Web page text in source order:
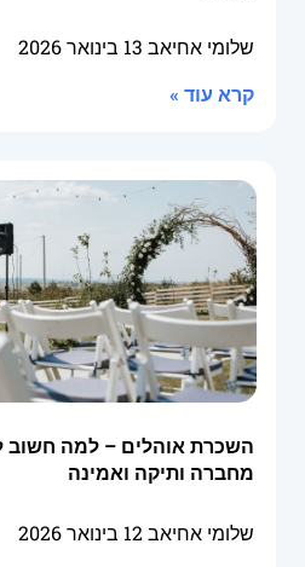
שלומי אחיאב 13 בינואר 2026
קרא עוד »
השכרת אוהלים – למה חשוב
מחברה ותיקה ואמינה
שלומי אחיאב12 בינואר 2026